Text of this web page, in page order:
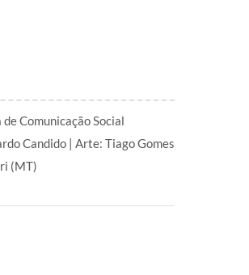
Comunicação Social
Candido | Arte: Tiago Gomes
(MT)